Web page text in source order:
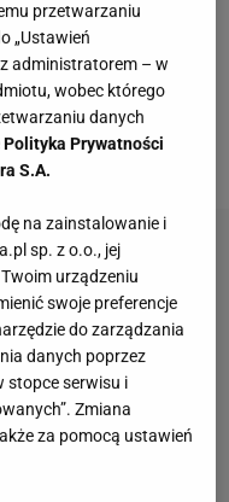
dość biernie
z bliskiej
To był
derbach
przetwarzaniu
„Ustawień
administratorem – w
wobec którego
danych
Polityka Prywatności
S.A.
na zainstalowanie i
sp. z o.o., jej
urządzeniu
swoje preferencje
do zarządzania
danych poprzez
stopce serwisu i
Zmiana
za pomocą ustawień